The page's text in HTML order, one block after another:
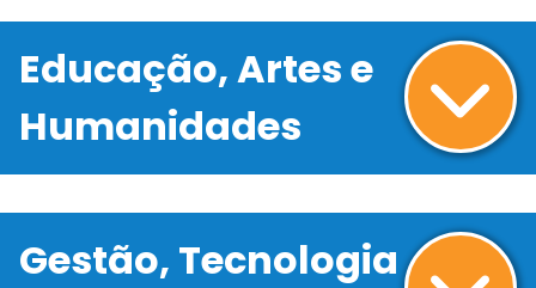
Educação, Artes e
Humanidades
Gestão, Tecnologia